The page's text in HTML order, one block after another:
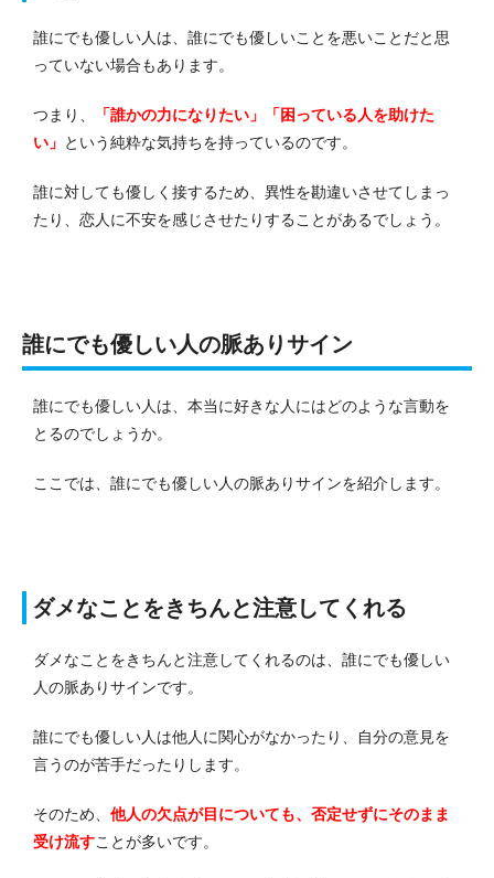
誰にでも優しい人は、誰にでも優しいことを悪いことだと思
っていない場合もあります。
つまり、
「誰かの力になりたい」「困っている人を助けた
い」 という純粋な気持ちを持っているのです。
誰に対しても優しく接するため、異性を勘違いさせてしまっ
たり、恋人に不安を感じさせたりすることがあるでしょう。
誰にでも優しい人の脈ありサイン
誰にでも優しい人は、本当に好きな人にはどのような言動を
とるのでしょうか。
ここでは、誰にでも優しい人の脈ありサインを紹介します。
ダメなことをきちんと注意してくれる
ダメなことをきちんと注意してくれるのは、誰にでも優しい
人の脈ありサインです。
誰にでも優しい人は他人に関心がなかったり、自分の意見を
言うのが苦手だったりします。
そのため、 他人の欠点が目についても、否定せずにそのまま
受け流すことが多いです。